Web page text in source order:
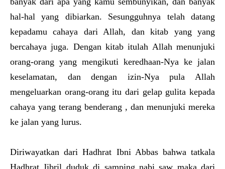
hal-hal yang dibiarkan. Sesungguhnya telah datang
kepadamu cahaya dari Allah, dan kitab yang yang
bercahaya juga. Dengan kitab itulah Allah menunjuki
orang-orang yang mengikuti keredhaan-Nya ke jalan
keselamatan, dan dengan izin-Nya pula Allah
mengeluarkan orang-orang itu dari gelap gulita kepada
cahaya yang terang benderang , dan menunjuki mereka
ke jalan yang lurus.
Diriwayatkan dari Hadhrat Ibni Abbas bahwa tatkala
Hadhrat Jibril duduk di samping nabi saw maka dari